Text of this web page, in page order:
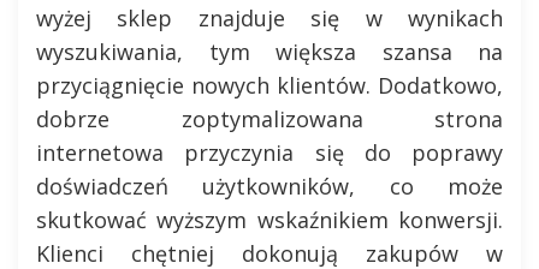
wyżej sklep znajduje się w wynikach
wyszukiwania, tym większa szansa na
przyciągnięcie nowych klientów. Dodatkowo,
dobrze zoptymalizowana strona
internetowa przyczynia się do poprawy
doświadczeń użytkowników, co może
skutkować wyższym wskaźnikiem konwersji.
Klienci chętniej dokonują zakupów w